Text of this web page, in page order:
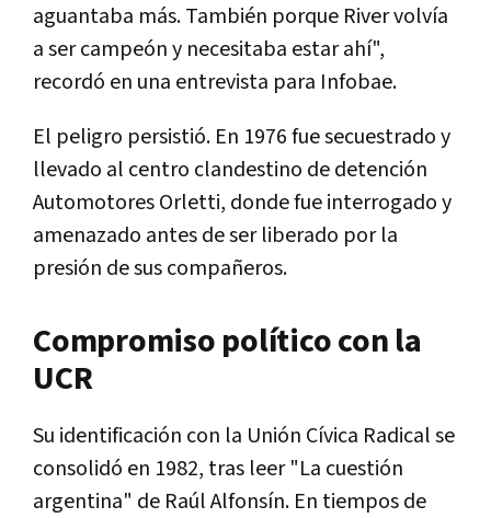
aguantaba más. También porque River volvía
a ser campeón y necesitaba estar ahí",
recordó en una entrevista para Infobae.
El peligro persistió. En 1976 fue secuestrado y
llevado al centro clandestino de detención
Automotores Orletti, donde fue interrogado y
amenazado antes de ser liberado por la
presión de sus compañeros.
Compromiso político con la
UCR
Su identificación con la Unión Cívica Radical se
consolidó en 1982, tras leer "La cuestión
argentina" de Raúl Alfonsín. En tiempos de